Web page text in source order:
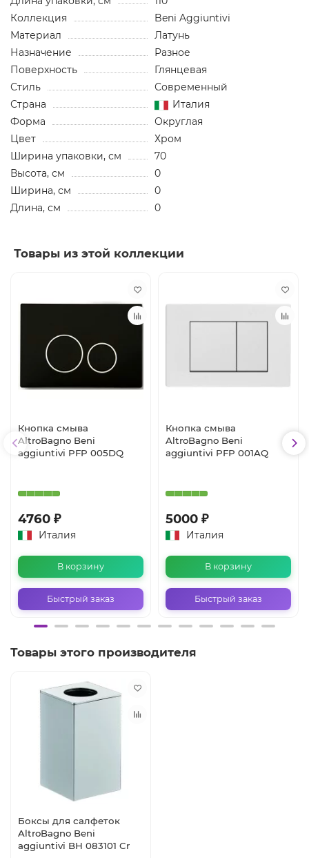
Коллекция
Beni Aggiuntivi
Материал
Латунь
Назначение
Разное
Поверхность
Глянцевая
Стиль
Современный
Страна
Италия
Форма
Округлая
Цвет
Хром
Ширина упаковки, см
70
Высота, см
0
Ширина, см
0
Длина, см
0
Товары из этой коллекции
Кнопка смыва
AltroBagno Beni
aggiuntivi PFP 005DQ
4760 ₽
Италия
В корзину
Быстрый заказ
Кнопка смыва
AltroBagno Beni
aggiuntivi PFP 001AQ
5000 ₽
Италия
В корзину
Быстрый заказ
Товары этого производителя
Боксы для салфеток
AltroBagno Beni
aggiuntivi BH 083101 Cr